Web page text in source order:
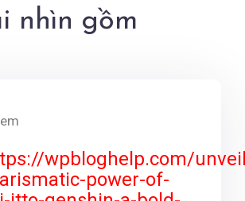
nhìn gồm
wpbloghelp.com/
power-of-